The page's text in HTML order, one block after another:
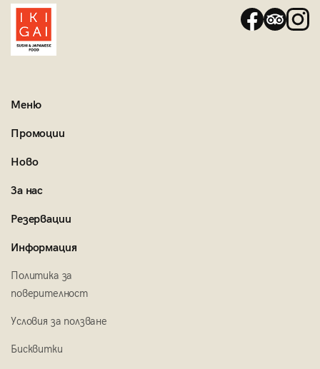
Меню
Промоции
Ново
За нас
Резервации
Информация
Политика за
поверителност
Условия за ползване
Бисквитки